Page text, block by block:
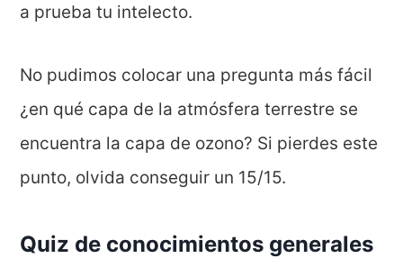
a prueba tu intelecto.
No pudimos colocar una pregunta más fácil
¿en qué capa de la atmósfera terrestre se
encuentra la capa de ozono? Si pierdes este
punto, olvida conseguir un 15/15.
Quiz de conocimientos generales